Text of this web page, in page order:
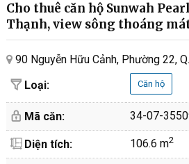
Cho thuê căn hộ Sunwah
Thạnh, view sông thoáng
90 Nguyễn Hữu Cảnh, Phường 22,
Loại:
Căn hộ
Mã căn: 34-07-
Diện tích: 106.6 m2